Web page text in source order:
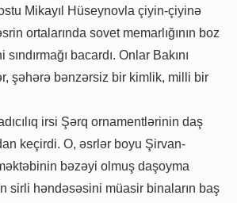
Mikayıl Hüseynovla çiyin-çiyinə
ortalarında sovet memarlığının boz
bacardı. Onlar Bakını
şəhərə bənzərsiz bir kimlik, milli bir
irsi Şərq ornamentlərinin daş
keçirdi. O, əsrlər boyu Şirvan-
bəzəyi olmuş daşoyma
sirli həndəsəsini müasir binaların baş